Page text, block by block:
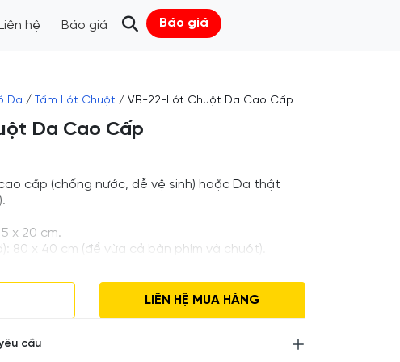
Liên hệ Báo giá Báo giá
Da / Tấm Lót Chuột / VB-22-Lót Chuột Da Cao Cấp
Da Cao Cấp
cấp (chống nước, dễ vệ sinh) hoặc Da thật
x 20 cm.
80 x 40 cm (để vừa cả bàn phím và chuột).
theo yêu cầu
lượng đặt hàng tối thiểu 50 miếng
LIÊN HỆ MUA HÀNG
cầu